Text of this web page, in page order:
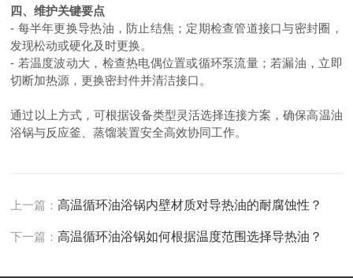
四、维护关键要点
- 每半年更换导热油，防止结焦；定期检查管道接口与密封圈，
发现松动或硬化及时更换。
- 若温度波动大，检查热电偶位置或循环泵流量；若漏油，立即
切断加热源，更换密封件并清洁接口。
通过以上方式，可根据设备类型灵活选择连接方案，确保高温油
浴锅与反应釜、蒸馏装置安全高效协同工作。
上一篇：高温循环油浴锅内壁材质对导热油的耐腐蚀性？
下一篇：高温循环油浴锅如何根据温度范围选择导热油？